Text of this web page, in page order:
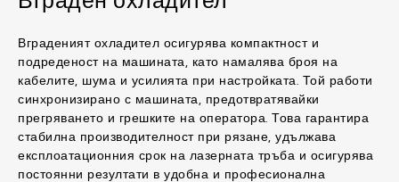
Вграденият охладител осигурява компактност и
подреденост на машината, като намалява броя на
кабелите, шума и усилията при настройката. Той работи
синхронизирано с машината, предотвратявайки
прегряването и грешките на оператора. Това гарантира
стабилна производителност при рязане, удължава
експлоатационния срок на лазерната тръба и осигурява
постоянни резултати в удобна и професионална